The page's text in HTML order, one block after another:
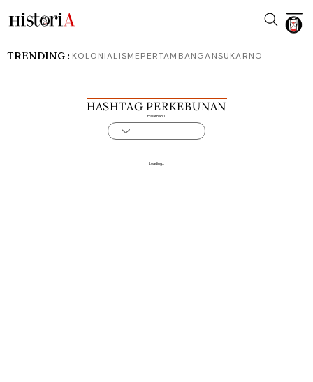
HASHTAG PERKEBUNAN
Halaman 1
Loading...
TRENDING : KOLONIALISMEPERTAMBANGANSUKARNO